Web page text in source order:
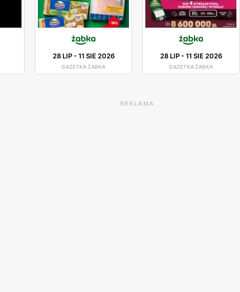
28 LIP-11 SIE 2026
GAZETKA ŻABKA
28 LIP-11 SIE 2026
GAZETKA ŻABKA
REKLAMA